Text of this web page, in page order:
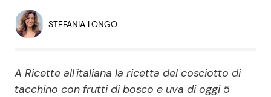
Economia
Persone Scomparse
Politica Reality e Talent
STEFANIA LONGO
A Ricette all'italiana la ricetta del cosciotto di
tacchino con frutti di bosco e uva di oggi 5